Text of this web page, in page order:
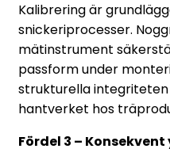
Kalibrering är
snickeriprocesser.
mätinstrument
passform under
strukturella
hantverket hos
Fördel 3 –